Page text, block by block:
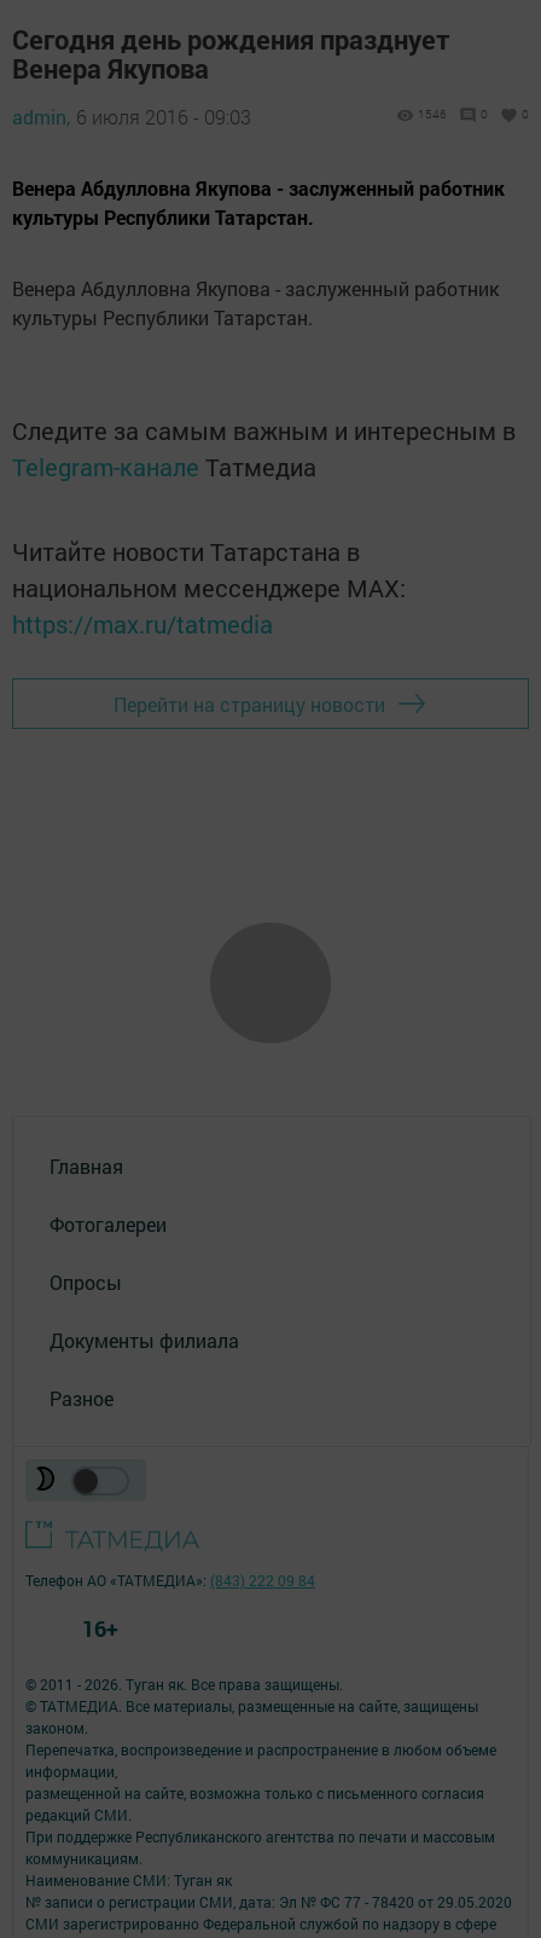
Сегодня день рождения празднует
Венера Якупова
admin, 6 июля 2016 - 09:03 1546 0 0
Венера Абдулловна Якупова - заслуженный работник
культуры Республики Татарстан.
Венера Абдулловна Якупова - заслуженный работник
культуры Республики Татарстан.
Следите за самым важным и интересным в
Telegram-канале Татмедиа
Читайте новости Татарстана в
национальном мессенджере MАХ:
https://max.ru/tatmedia
Перейти на страницу новости
Главная
Фотогалереи
Опросы
Документы филиала
Разное
© 2011 - 2026. Туган як. Все права защищены.
© ТАТМЕДИА. Все материалы, размещенные на сайте, защищены
законом.
Перепечатка, воспроизведение и распространение в любом объеме
информации,
размещенной на сайте, возможна только с письменного согласия
редакций СМИ.
При поддержке Республиканского агентства по печати и массовым
коммуникациям.
Наименование СМИ: Туган як
№ записи о регистрации СМИ, дата: Эл № ФС 77 - 78420 от 29.05.2020
СМИ зарегистрированно Федеральной службой по надзору в сфере
Телефон АО «ТАТМЕДИА»: (843) 222 09 84
16+